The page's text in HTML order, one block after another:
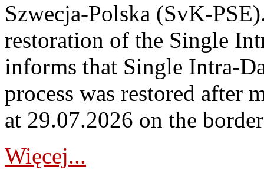
Szwecja-Polska (SvK-
restoration of the Single
informs that Single Intra-
process was restored after
at 29.07.2026 on the
Więcej...